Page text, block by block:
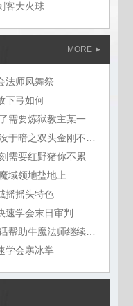
客大火球
MORE
法师凤舞祭
下弓如何
需要红野猪你不累
域领地盐地上
摇摇头特色
速学会末日审判
学会寒冰掌